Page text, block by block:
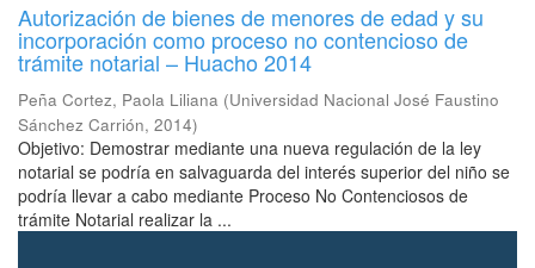
Autorización de bienes de menores de edad y su
incorporación como proceso no contencioso de
trámite notarial – Huacho 2014
Peña Cortez, Paola Liliana (Universidad Nacional José Faustino
Sánchez Carrión, 2014)
Objetivo: Demostrar mediante una nueva regulación de la ley
notarial se podría en salvaguarda del interés superior del niño se
podría llevar a cabo mediante Proceso No Contenciosos de
trámite Notarial realizar la ...